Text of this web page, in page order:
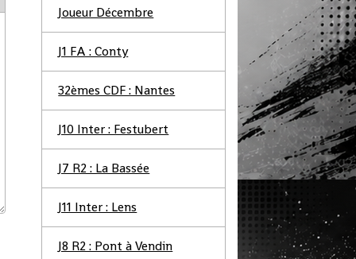
Joueur Décembre
J1 FA : Conty
32èmes CDF : Nantes
J10 Inter : Festubert
J7 R2 : La Bassée
J11 Inter : Lens
J8 R2 : Pont à Vendin